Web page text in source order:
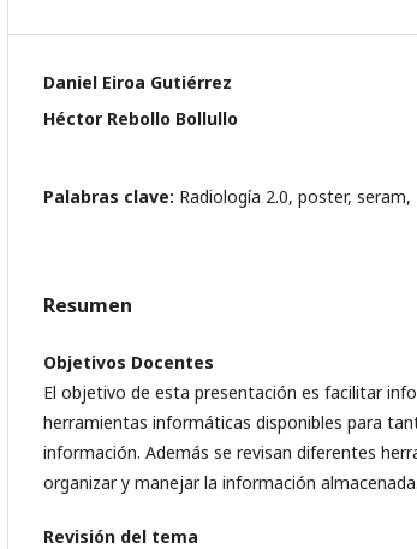
Daniel Eiroa Gutiérrez
Héctor Rebollo Bollullo
Palabras clave: Radiología 2.0, poster,
Resumen
Objetivos Docentes
El objetivo de esta presentación es facilitar
herramientas informáticas disponibles para
información. Además se revisan diferentes
organizar y manejar la información almacenada.
Revisión del tema